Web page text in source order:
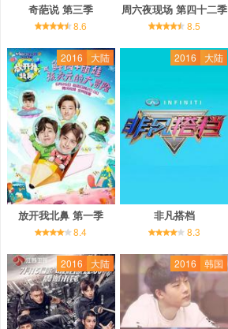
奇葩说 第三季
8.6
周六夜现场 第四十二季
8.5
2016 大陆
放开我北鼻 第一季
8.4
2016 大陆
非凡搭档
8.3
2016 大陆 2016 韩国